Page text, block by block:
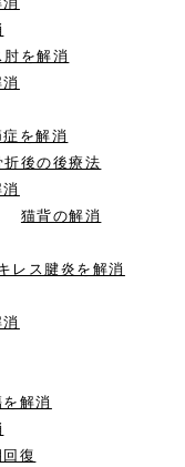
肘を解消
を解消
折後の後療法
猫背の解消
レス腱炎を解消
解消
復